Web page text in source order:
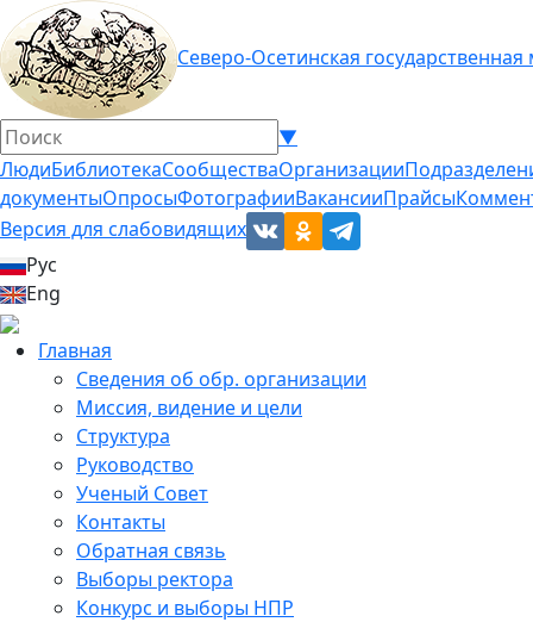
Северо-Осетинская
▼
ЛюдиБиблиотекаСообществаОрганизации
документыОпросыФотографииВакансииПрайсы
Версия для слабовидящих
Рус
Eng
Главная
Сведения об обр. организации
Миссия, видение и цели
Структура
Руководство
Ученый Совет
Контакты
Обратная связь
Выборы ректора
Конкурс и выборы НПР